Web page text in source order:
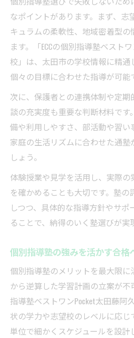
なポイントがあります。まず、志
キュラムの柔軟性、地域密着型
ます。「ECCの個別指導塾ベスト
校」は、太田市の学校情報に精通
個々の目標に合わせた指導が可能
次に、保護者との連携体制や定
談の充実度も重要な判断材料です
備や利用しやすさ、部活動や習い
家庭の生活リズムに合わせた通塾
しょう。
体験授業や見学を活用し、実際
を確かめることも大切です。塾の
しつつ、具体的な指導方針やサ
ることで、納得のいく塾選びが実
個別指導塾の強みを活かす合格
個別指導塾のメリットを最大限
から逆算した学習計画の立案が不
指導塾ベストワンPocket太田藤阿
状の学力や志望校のレベルに応じ
単位で細かくスケジュールを設計